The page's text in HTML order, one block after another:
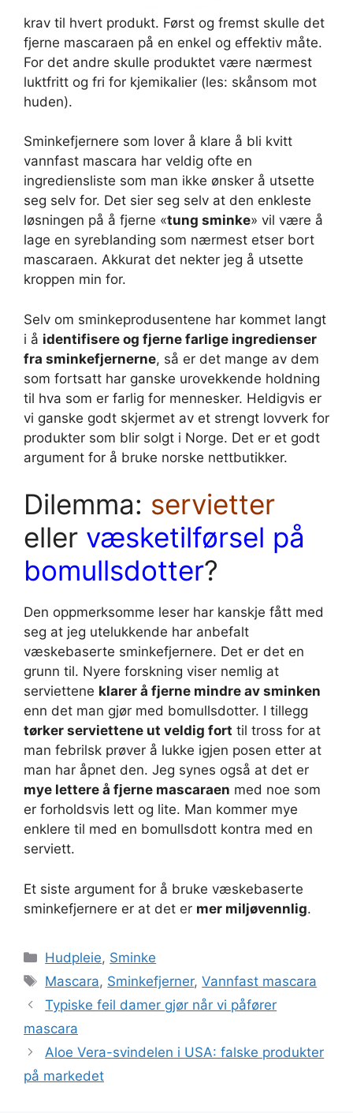
krav til hvert produkt. Først og fremst skulle det
fjerne mascaraen på en enkel og effektiv måte.
For det andre skulle produktet være nærmest
luktfritt og fri for kjemikalier (les: skånsom mot
huden).
Sminkefjernere som lover å klare å bli kvitt
vannfast mascara har veldig ofte en
ingrediensliste som man ikke ønsker å utsette
seg selv for. Det sier seg selv at den enkleste
løsningen på å fjerne «tung sminke» vil være å
lage en syreblanding som nærmest etser bort
mascaraen. Akkurat det nekter jeg å utsette
kroppen min for.
Selv om sminkeprodusentene har kommet langt
i å identifisere og fjerne farlige ingredienser
fra sminkefjernerne, så er det mange av dem
som fortsatt har ganske urovekkende holdning
til hva som er farlig for mennesker. Heldigvis er
vi ganske godt skjermet av et strengt lovverk for
produkter som blir solgt i Norge. Det er et godt
argument for å bruke norske nettbutikker.
Dilemma: servietter
eller væsketilførsel på
bomullsdotter?
Den oppmerksomme leser har kanskje fått med
seg at jeg utelukkende har anbefalt
væskebaserte sminkefjernere. Det er det en
grunn til. Nyere forskning viser nemlig at
serviettene klarer å fjerne mindre av sminken
enn det man gjør med bomullsdotter. I tillegg
tørker serviettene ut veldig fort til tross for at
man febrilsk prøver å lukke igjen posen etter at
man har åpnet den. Jeg synes også at det er
mye lettere å fjerne mascaraen med noe som
er forholdsvis lett og lite. Man kommer mye
enklere til med en bomullsdott kontra med en
serviett.
Et siste argument for å bruke væskebaserte
sminkefjernere er at det er mer miljøvennlig.
Kategorier
Hudpleie, Sminke
Stikkord
Mascara, Sminkefjerner,Vannfast mascara
Typiske feil damer gjør når vi påfører
mascara
Aloe Vera-svindelen i USA: falske produkter
på markedet